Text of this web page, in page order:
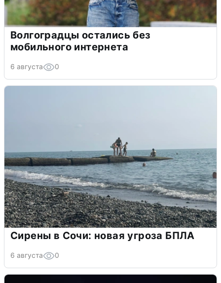
Волгоградцы остались без
мобильного интернета
6 августа 0
Сирены в Сочи: новая угроза БПЛА
6 августа 0